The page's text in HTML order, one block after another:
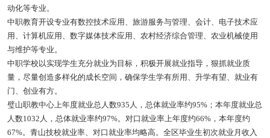
动化等专业。
中职教育开设专业有数控技术应用、旅游服务与管理、会计、电子技术应
用、计算机应用、数字媒体技术应用、农村经济综合管理、农业机械使用
与维护等专业。
中职学校以实现学生充分就业为目标，积极开展就业指导，狠抓就业质
量，尽量创造多样化的成长空间，确保学生学有所用、升学有望、就业有
门、创业有方。
璧山职教中心上年度就业总人数935人，总体就业率约95%；本年度就业总
人数1032人，总体就业率约97%。对口就业率上年度约66%，本年度约
67%。青山技校就业率、对口就业率均略高。全区毕业生初次就业月收入